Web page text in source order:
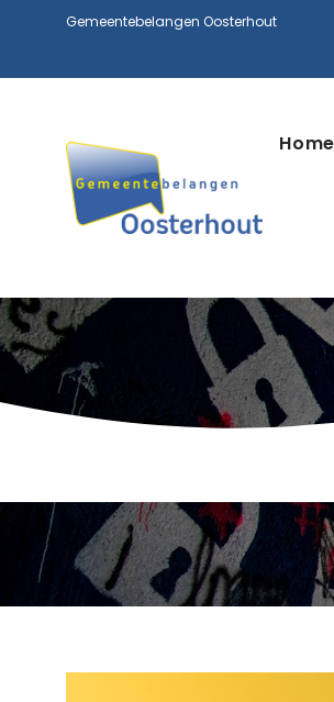
Gemeentebelangen Oosterhout
Home